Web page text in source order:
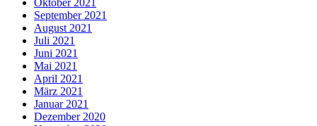
Oktober 2021
September 2021
August 2021
Juli 2021
Juni 2021
Mai 2021
April 2021
März 2021
Januar 2021
Dezember 2020